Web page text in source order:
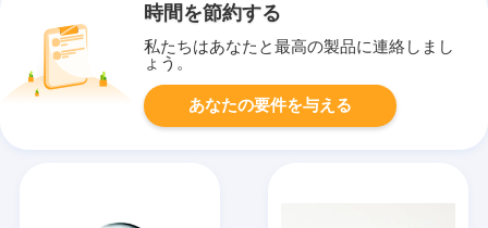
時間を節約する
私たちはあなたと最高の製品に連絡しまし
ょう。
あなたの要件を与える